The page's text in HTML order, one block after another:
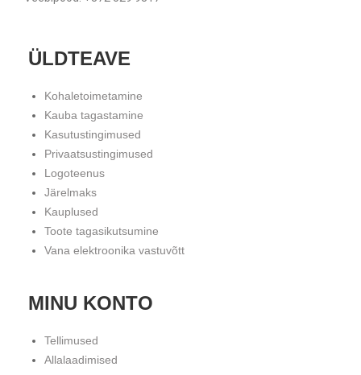
ÜLDTEAVE
Kohaletoimetamine
Kauba tagastamine
Kasutustingimused
Privaatsustingimused
Logoteenus
Järelmaks
Kauplused
Toote tagasikutsumine
Vana elektroonika vastuvõtt
MINU KONTO
Tellimused
Allalaadimised